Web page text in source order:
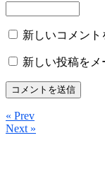
新しいコメン
新しい投稿をメ
« Prev
Next »